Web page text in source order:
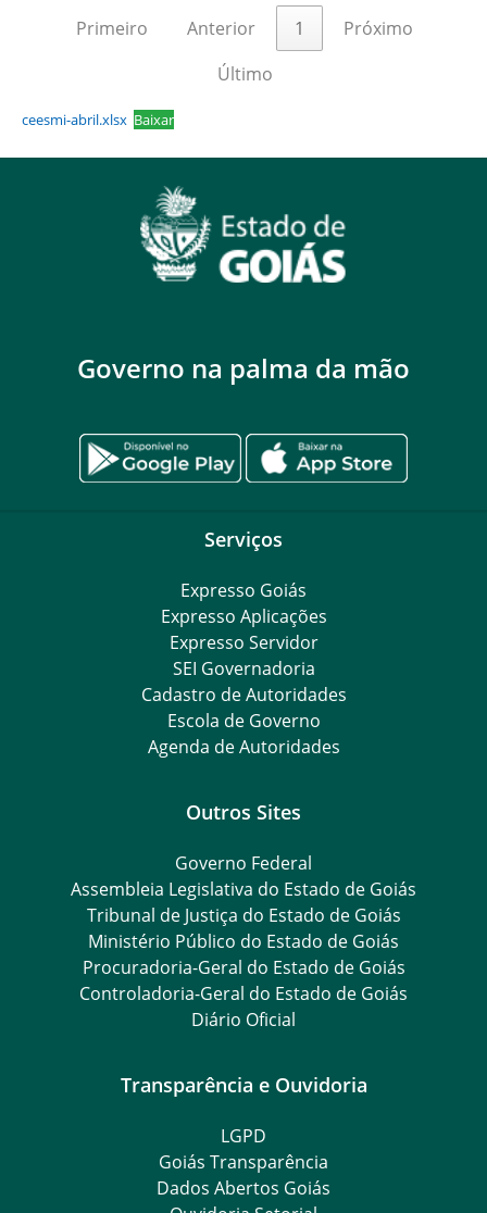
Primeiro
Anterior 1
Próximo
Último
ceesmi-abril.xlsx Baixar
Governo na palma da mão
Serviços
Expresso Goiás
Expresso Aplicações
Expresso Servidor
SEI Governadoria
Cadastro de Autoridades
Escola de Governo
Agenda de Autoridades
Outros Sites
Governo Federal
Assembleia Legislativa do Estado de Goiás
Tribunal de Justiça do Estado de Goiás
Ministério Público do Estado de Goiás
Procuradoria-Geral do Estado de Goiás
Controladoria-Geral do Estado de Goiás
Diário Oficial
Transparência e Ouvidoria
LGPD
Goiás Transparência
Dados Abertos Goiás